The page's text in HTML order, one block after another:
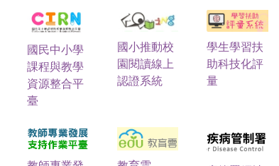
國民中小學
課程與教學
資源整合平
臺
國小推動校
園閱讀線上
認證系統
學生學習扶
助科技化評
量